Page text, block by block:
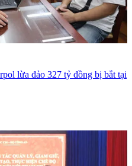
lừa đảo 327 tỷ đồng bị bắt tại